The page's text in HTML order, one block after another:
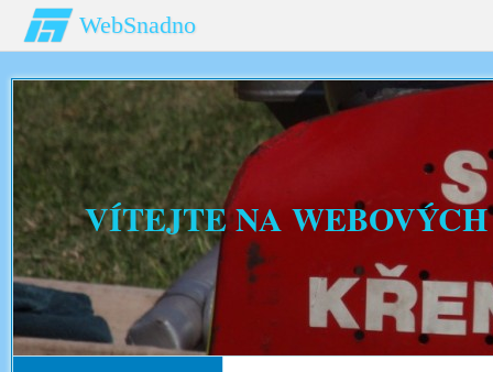
WebSnadno
VÍTEJTE NA